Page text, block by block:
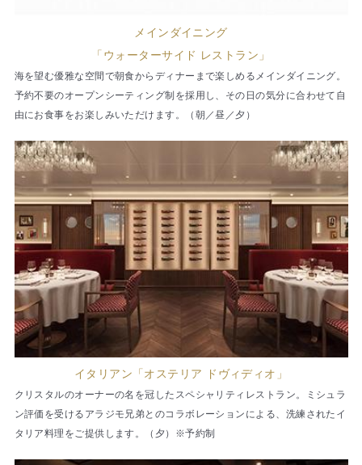
メインダイニング
「ウォーターサイド レストラン」
海を望む優雅な空間で朝食からディナーまで楽しめるメインダイニング。
予約不要のオープンシーティング制を採用し、その日の気分に合わせて自
由にお食事をお楽しみいただけます。（朝／昼／夕）
イタリアン「オステリア ドヴィディオ」
クリスタルのオーナーの名を冠したスペシャリティレストラン。ミシュラ
ン評価を受けるアラジモ兄弟とのコラボレーションによる、洗練されたイ
タリア料理をご提供します。（夕）※予約制